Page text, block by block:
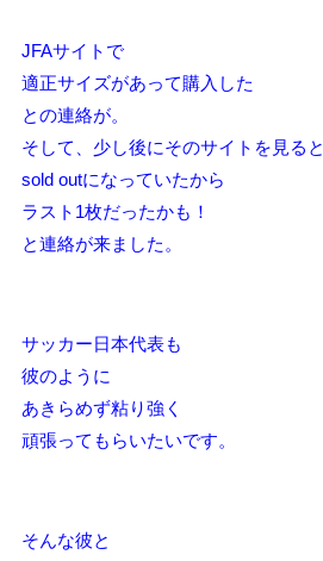
JFAサイトで
適正サイズがあって購入した
との連絡が。
そして、少し後にそのサイトを見ると
sold outになっていたから
ラスト1枚だったかも！
と連絡が来ました。
サッカー日本代表も
彼のように
あきらめず粘り強く
頑張ってもらいたいです。
そんな彼と